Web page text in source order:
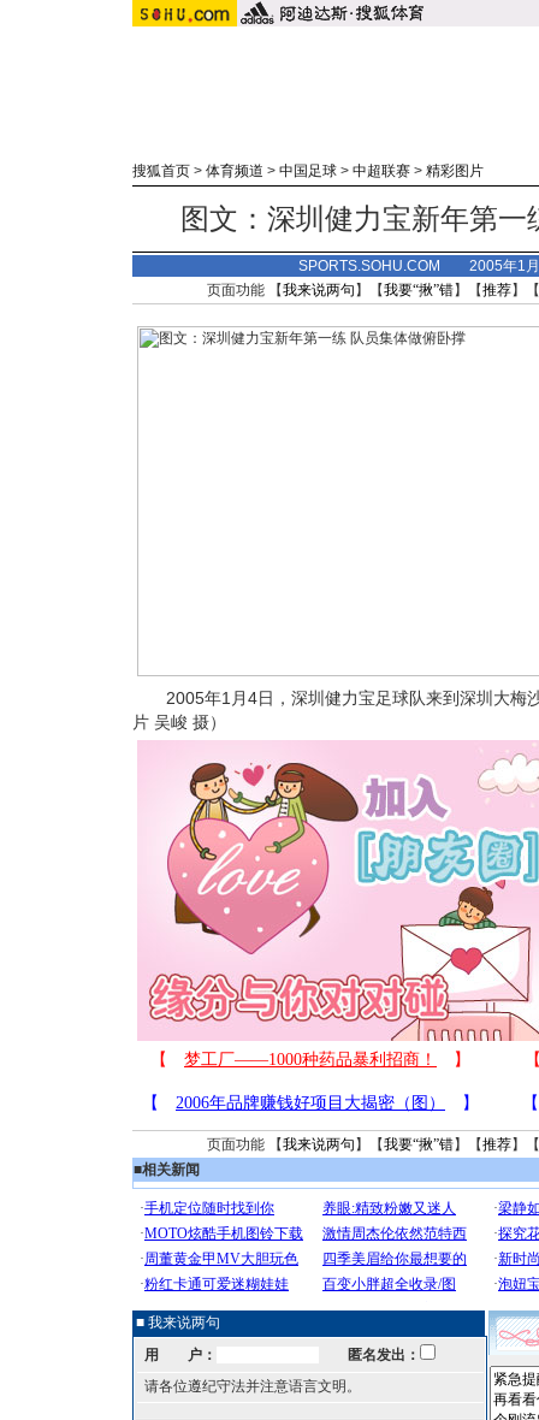
搜狐首页 > 体育频道 > 中国足球 > 中超联赛 > 精彩图片
图文：深圳健力宝新年第
SPORTS.SOHU.COM 2005年1
页面功能 【我来说两句 】【我要“揪”错】【推荐】
2005年1月4日，深圳健力宝足球队来到深圳大梅
片 吴峻 摄）
页面功能 【我来说两句 】【我要“揪”错】【推荐】
■相关新闻
■ 我来说两句
用 户：
匿名发出：
请各位遵纪守法并注意语言文明。